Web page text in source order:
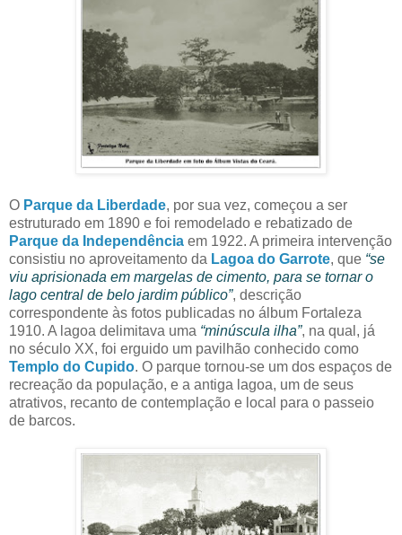
O Parque da Liberdade, por sua vez, começou a ser
estruturado em 1890 e foi remodelado e rebatizado de
Parque da Independência em 1922. A primeira intervenção
consistiu no aproveitamento da Lagoa do Garrote, que “se
viu aprisionada em margelas de cimento, para se tornar o
lago central de belo jardim público”, descrição
correspondente às fotos publicadas no álbum Fortaleza
1910. A lagoa delimitava uma “minúscula ilha”, na qual, já
no século XX, foi erguido um pavilhão conhecido como
Templo do Cupido. O parque tornou-se um dos espaços de
recreação da população, e a antiga lagoa, um de seus
atrativos, recanto de contemplação e local para o passeio
de barcos.